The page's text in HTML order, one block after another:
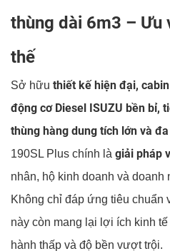
thùng dài 6m3 – Ưu
thế
Sở hữu thiết kế hiện đại,
động cơ Diesel ISUZU bền bỉ,
thùng hàng dung tích lớn và
190SL Plus chính là giải pháp
nhân, hộ kinh doanh và doanh
Không chỉ đáp ứng tiêu chuẩn
này còn mang lại lợi ích kinh
hành thấp và độ bền vượt trội.